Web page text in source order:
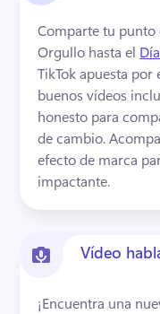
Comparte tu punto
Orgullo hasta el
TikTok apuesta
buenos vídeos
honesto para
de cambio.
efecto de marca
impactante.
Vídeo
¡Encuentra una